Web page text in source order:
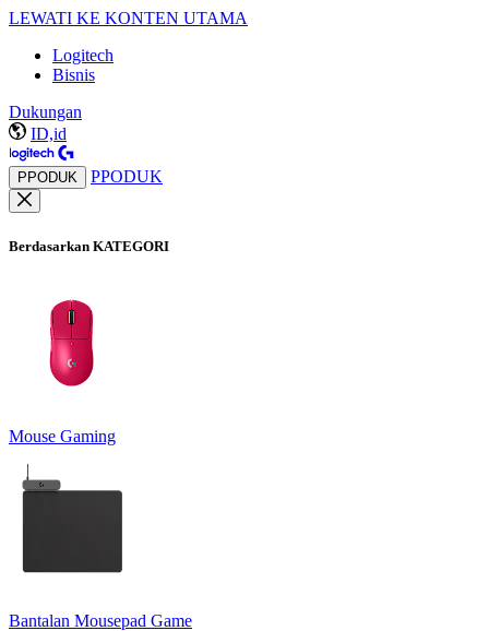
LEWATI KE KONTEN UTAMA
Logitech
Bisnis
Dukungan
ID,id
PPODUK PPODUK
Berdasarkan KATEGORI
Mouse Gaming
Bantalan Mousepad Game